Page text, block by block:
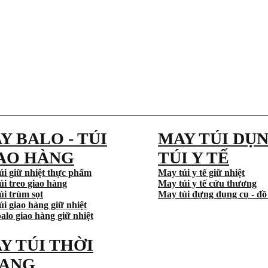
BALO - TÚI
HÀNG
giữ nhiệt thực phẩm
treo giao hàng
trùm sọt
giao hàng giữ nhiệt
giao hàng giữ nhiệt
MAY TÚI
TÚI Y TẾ
May túi y tế giữ nhiệt
May túi y tế cứu thương
May túi đựng dụng cụ - đồ
TÚI THỜI